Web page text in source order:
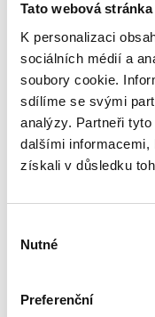
Tato webová
K personalizaci
sociálních médií a
soubory cookie.
sdílíme se svými
analýzy. Partneři
dalšími informacemi,
získali v důsledku
souhlasu
Nutné
Preferenční
Dieses Produkt
Um eine